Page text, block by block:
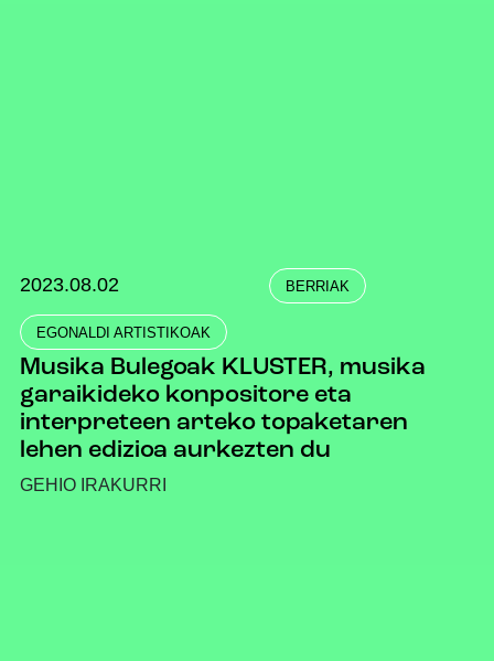
2023.08.02 BERRIAK
EGONALDI ARTISTIKOAK
Musika Bulegoak KLUSTER, musika
garaikideko konpositore eta
interpreteen arteko topaketaren
lehen edizioa aurkezten du
GEHIO IRAKURRI